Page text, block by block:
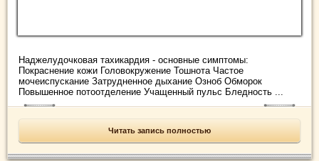
Наджелудочковая тахикардия - основные симптомы:
Покраснение кожи Головокружение Тошнота Частое
мочеиспускание Затрудненное дыхание Озноб Обморок
Повышенное потоотделение Учащенный пульс Бледность ...
Читать запись полностью